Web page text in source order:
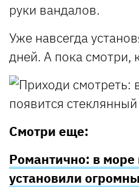
руки вандалов.
Уже навсегда
дней. А пока смотри,
Смотри еще:
Романтично: в
установили